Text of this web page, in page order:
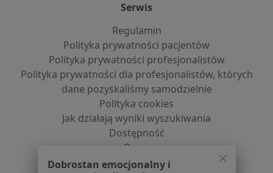
Serwis
Regulamin
Polityka prywatności pacjentów
Polityka prywatności profesjonalistów
Polityka prywatności dla profesjonalistów, których
dane pozyskaliśmy samodzielnie
Polityka cookies
Jak działają wyniki wyszukiwania
Dostępność
O nas
Praca Rekrutujemy!
Dobrostan emocjonalny i